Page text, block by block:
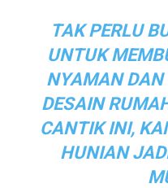
TAK PERLU
UNTUK
NYAMAN DAN
DESAIN
CANTIK INI,
HUNIAN